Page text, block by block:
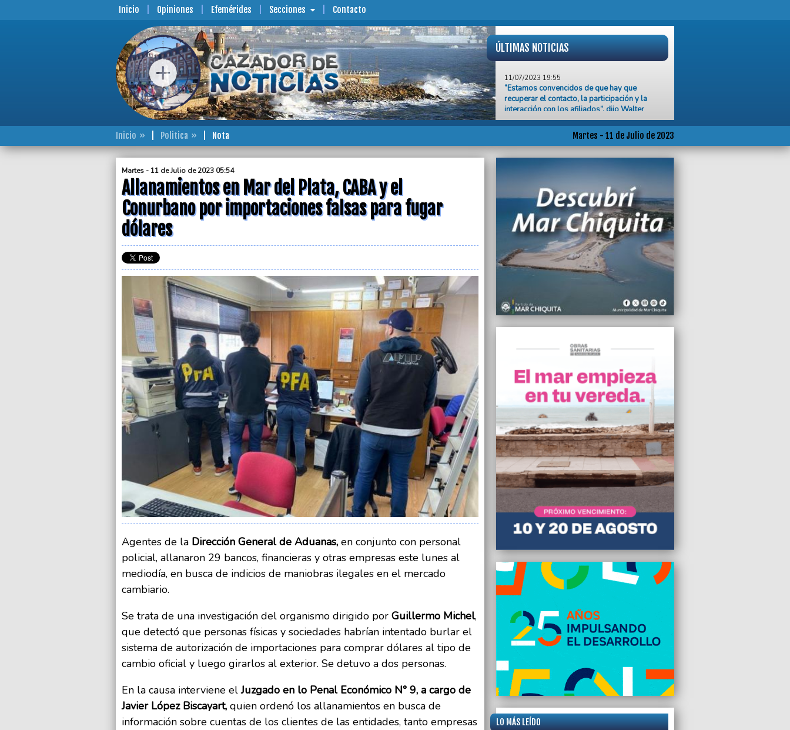
Inicio Opiniones Efemérides Secciones Contacto
ÚLTIMAS NOTICIAS
11/07/2023 19:55
recuperar el contacto, la participación y la
interacción con los afiliados”, dijo Walter
Iribarren, candidato a secretario general del
STM
Tras recibir duros
cuestionamientos,Balmaceda pegó el faltazo
11/07/2023 17:09
Repudiaron desde Unión por la Patria dichos
de Ravinovich sobre siniestro trágico en la
ruta 88
11/07/2023 16:32
Falleció el motociclista que había colisionado
con un camión
de la Ciudad acusados de matar a Lucas
González
El Municipio de Mar Chiquita abrirá un
quirófano fijo para castrar y vacunar perros y
gatos en la costa
11/07/2023 13:33
Raverta y Massa anunciaron nuevos créditos
de hasta 400 mil pesos para jubilados y
pensionados
11/07/2023 09:27
La AFIP incautó maíz sin declarar por más de
$2.000.000
11/07/2023 06:13
Comenzó la construcción de tribunas en los
estadios municipales de Camet Norte y
Allanamientos en Mar del Plata, CABA y el
fugar dólares
Martes - 11 de Julio de 2023
Inicio Politica Nota
Martes - 11 de Julio de 2023 05:54
Allanamientos en Mar del Plata, CABA y el
Conurbano por importaciones falsas para fugar
dólares
Agentes de la Dirección General de Aduanas, en conjunto con personal
policial, allanaron 29 bancos, financieras y otras empresas este lunes al
mediodía, en busca de indicios de maniobras ilegales en el mercado
cambiario.
Se trata de una investigación del organismo dirigido por Guillermo Michel,
que detectó que personas físicas y sociedades habrían intentado burlar el
sistema de autorización de importaciones para comprar dólares al tipo de
cambio oficial y luego girarlos al exterior. Se detuvo a dos personas.
En la causa interviene elJuzgado en lo Penal Económico N° 9, a cargo de
Javier López Biscayart, quien ordenó los allanamientos en busca de
información sobre cuentas de los clientes de las entidades, tanto empresas
LO MÁS LEÍDO